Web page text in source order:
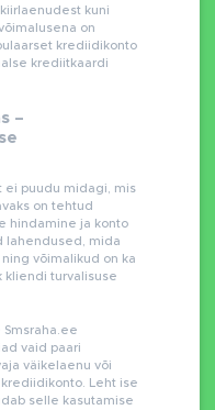
kuni
on
krediidikonto
krediitkaardi
–
ei puudu midagi, mis
on tehtud
hindamine ja konto
lahendused, mida
võimalikud on ka
kliendi turvalisuse
vaid paari
väikelaenu või
Leht ise
selle kasutamise